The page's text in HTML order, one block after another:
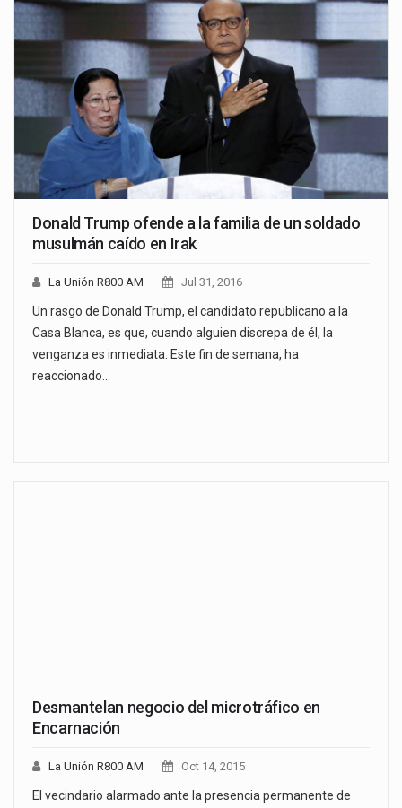
Donald Trump ofende a la familia de un soldado
musulmán caído en Irak
La Unión R800 AM Jul 31, 2016
Un rasgo de Donald Trump, el candidato republicano a la
Casa Blanca, es que, cuando alguien discrepa de él, la
venganza es inmediata. Este fin de semana, ha
reaccionado…
Desmantelan negocio del microtráfico en
Encarnación
La Unión R800 AM Oct 14, 2015
El vecindario alarmado ante la presencia permanente de